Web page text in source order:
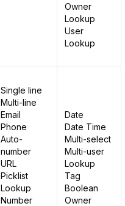
Owner
Lookup
User
Lookup
Single line
Multi-line
Email
Phone
Auto-
number
URL
Picklist
Lookup
Number
Date
Date Time
Multi-select
Multi-user
Lookup
Tag
Boolean
Owner